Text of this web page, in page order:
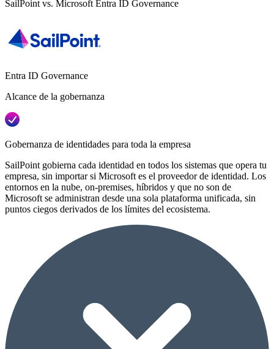
SailPoint vs. Microsoft Entra ID Governance
Entra ID Governance
Alcance de la gobernanza
Gobernanza de identidades para toda la empresa
SailPoint gobierna cada identidad en todos los sistemas que opera tu
empresa, sin importar si Microsoft es el proveedor de identidad. Los
entornos en la nube, on-premises, híbridos y que no son de
Microsoft se administran desde una sola plataforma unificada, sin
puntos ciegos derivados de los límites del ecosistema.